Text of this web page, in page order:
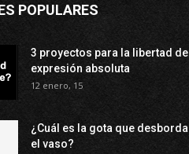
POPULARES
3 proyectos para la libertad de
expresión absoluta
12 enero, 15
¿Cuál es la gota que desborda
el vaso?